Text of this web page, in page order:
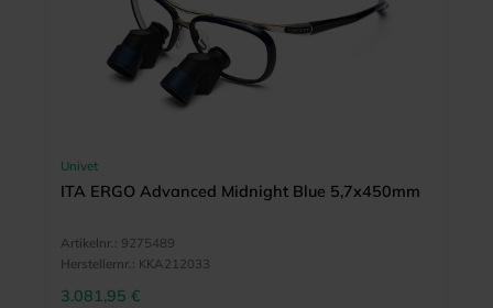
Univet
ITA ERGO Advanced Midnight Blue 5,7x450mm
Artikelnr.: 9275489
Herstellernr.: KKA212033
3.081,95 €